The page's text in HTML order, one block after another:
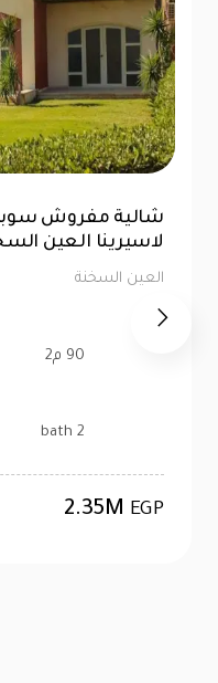
بورتو العين السخنة
العين السخنة
323 م2
3 bath
5.5M EGP